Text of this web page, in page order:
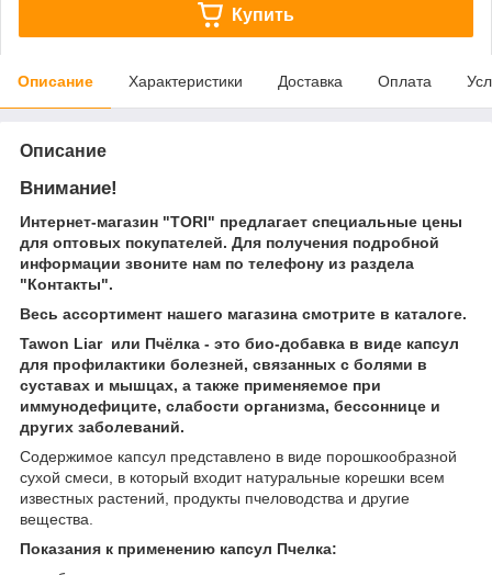
Купить
Описание Характеристики Доставка Оплата
Описание
Внимание!
Интернет-магазин "TORI" предлагает специальные цены
для оптовых покупателей. Для получения подробной
информации звоните нам по телефону из раздела
"Контакты".
Весь ассортимент нашего магазина смотрите в каталоге.
Tawon Liar или Пчёлка - это био-добавка в виде капсул
для профилактики болезней, связанных с болями в
суставах и мышцах, а также применяемое при
иммунодефиците, слабости организма, бессоннице и
других заболеваний.
Содержимое капсул представлено в виде порошкообразной
сухой смеси, в который входит натуральные корешки всем
известных растений, продукты пчеловодства и другие
вещества.
Показания к применению капсул Пчелка: